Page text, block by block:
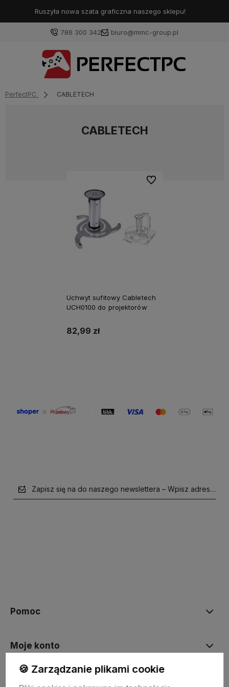
Ruszyła nowa szata graficzna naszego sklepu!
786 300 342 biuro@mmc-group.pl
PerfectPC CABLETECH
CABLETECH
Uchwyt sufitowy Cabletech
UCH0100 do projektorów
82,99 zł
Do ulubionych
Zapisz się na do naszego newslettera – Wpisz adres e-
Pomoc
Moje konto
🍪 Zarządzanie plikami cookie